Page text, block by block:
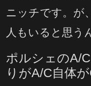
ニッチです。が
人もいると思う
ポルシェのA/
りがA/C自体